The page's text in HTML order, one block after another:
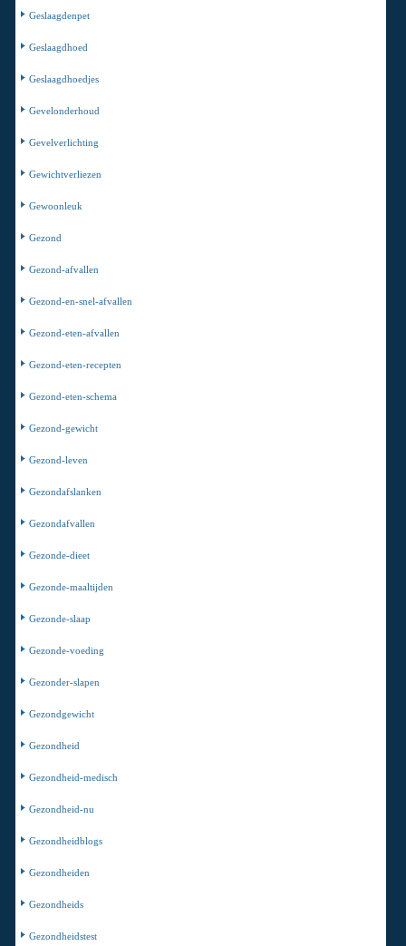
Geslaagdenpet
Geslaagdhoed
Geslaagdhoedjes
Gevelonderhoud
Gevelverlichting
Gewichtverliezen
Gewoonleuk
Gezond
Gezond-afvallen
Gezond-en-snel-afvallen
Gezond-eten-afvallen
Gezond-eten-recepten
Gezond-eten-schema
Gezond-gewicht
Gezond-leven
Gezondafslanken
Gezondafvallen
Gezonde-dieet
Gezonde-maaltijden
Gezonde-slaap
Gezonde-voeding
Gezonder-slapen
Gezondgewicht
Gezondheid
Gezondheid-medisch
Gezondheid-nu
Gezondheidblogs
Gezondheiden
Gezondheids
Gezondheidstest